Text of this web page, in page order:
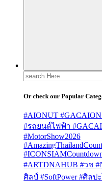
Search
for:
Or check our Popular
#AIONUT #GACAION
#รถยนต์ไฟฟ้า
#MotorShow2026
#ARTDNAHUB #วช
ศิลป์ #SoftPower #ศิล